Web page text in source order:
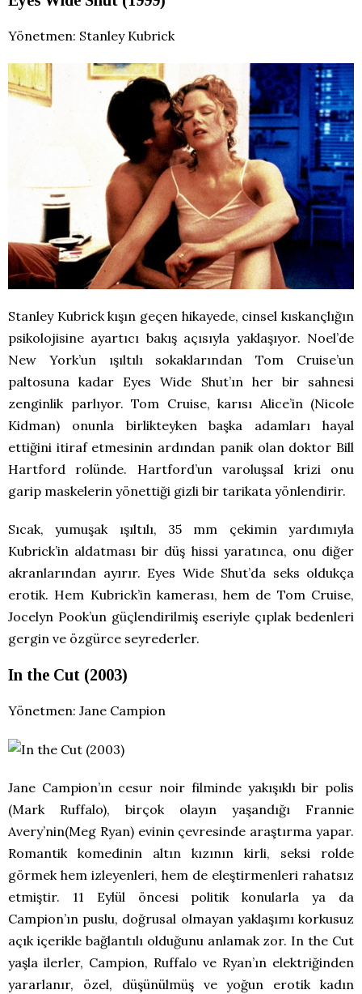
Yönetmen: Stanley Kubrick
Stanley Kubrick kışın geçen hikayede, cinsel kıskançlığın
psikolojisine ayartıcı bakış açısıyla yaklaşıyor. Noel’de
New York’un ışıltılı sokaklarından Tom Cruise’un
paltosuna kadar Eyes Wide Shut’ın her bir sahnesi
zenginlik parlıyor. Tom Cruise, karısı Alice’in (Nicole
Kidman) onunla birlikteyken başka adamları hayal
ettiğini itiraf etmesinin ardından panik olan doktor Bill
Hartford rolünde. Hartford’un varoluşsal krizi onu
garip maskelerin yönettiği gizli bir tarikata yönlendirir.
Sıcak, yumuşak ışıltılı, 35 mm çekimin yardımıyla
Kubrick’in aldatması bir düş hissi yaratınca, onu diğer
akranlarından ayırır. Eyes Wide Shut’da seks oldukça
erotik. Hem Kubrick’in kamerası, hem de Tom Cruise,
Jocelyn Pook’un güçlendirilmiş eseriyle çıplak bedenleri
gergin ve özgürce seyrederler.
In the Cut (2003)
Yönetmen: Jane Campion
Jane Campion’ın cesur noir filminde yakışıklı bir polis
(Mark Ruffalo), birçok olayın yaşandığı Frannie
Avery’nin(Meg Ryan) evinin çevresinde araştırma yapar.
Romantik komedinin altın kızının kirli, seksi rolde
görmek hem izleyenleri, hem de eleştirmenleri rahatsız
etmiştir. 11 Eylül öncesi politik konularla ya da
Campion’ın puslu, doğrusal olmayan yaklaşımı korkusuz
açık içerikle bağlantılı olduğunu anlamak zor. In the Cut
yaşla ilerler, Campion, Ruffalo ve Ryan’ın elektriğinden
yararlanır, özel, düşünülmüş ve yoğun erotik kadın